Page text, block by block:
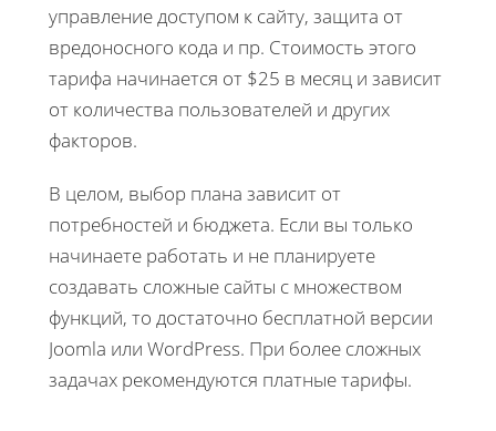
управление доступом к сайту, защита от
вредоносного кода и пр. Стоимость этого
тарифа начинается от $25 в месяц и зависит
от количества пользователей и других
факторов.
В целом, выбор плана зависит от
потребностей и бюджета. Если вы только
начинаете работать и не планируете
создавать сложные сайты с множеством
функций, то достаточно бесплатной версии
Joomla или WordPress. При более сложных
задачах рекомендуются платные тарифы.